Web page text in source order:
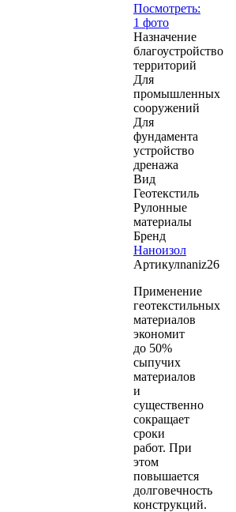
Посмотреть:
1 фото
Назначение
благоустройство
территорий
Для
промышленных
сооружений
Для
фундамента
устройство
дренажа
Вид
Геотекстиль
Рулонные
материалы
Бренд
Наноизол
Артикулnaniz26
Применение
геотекстильных
материалов
экономит
до 50%
сыпучих
материалов
и
существенно
сокращает
сроки
работ. При
этом
повышается
долговечность
конструкций.